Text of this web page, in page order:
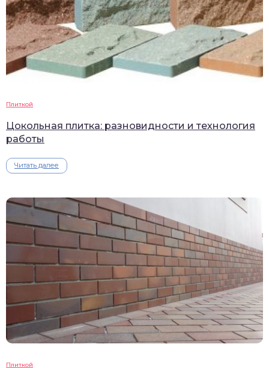
Плиткой
Цокольная плитка: разновидности и технология
работы
Читать далее
Плиткой